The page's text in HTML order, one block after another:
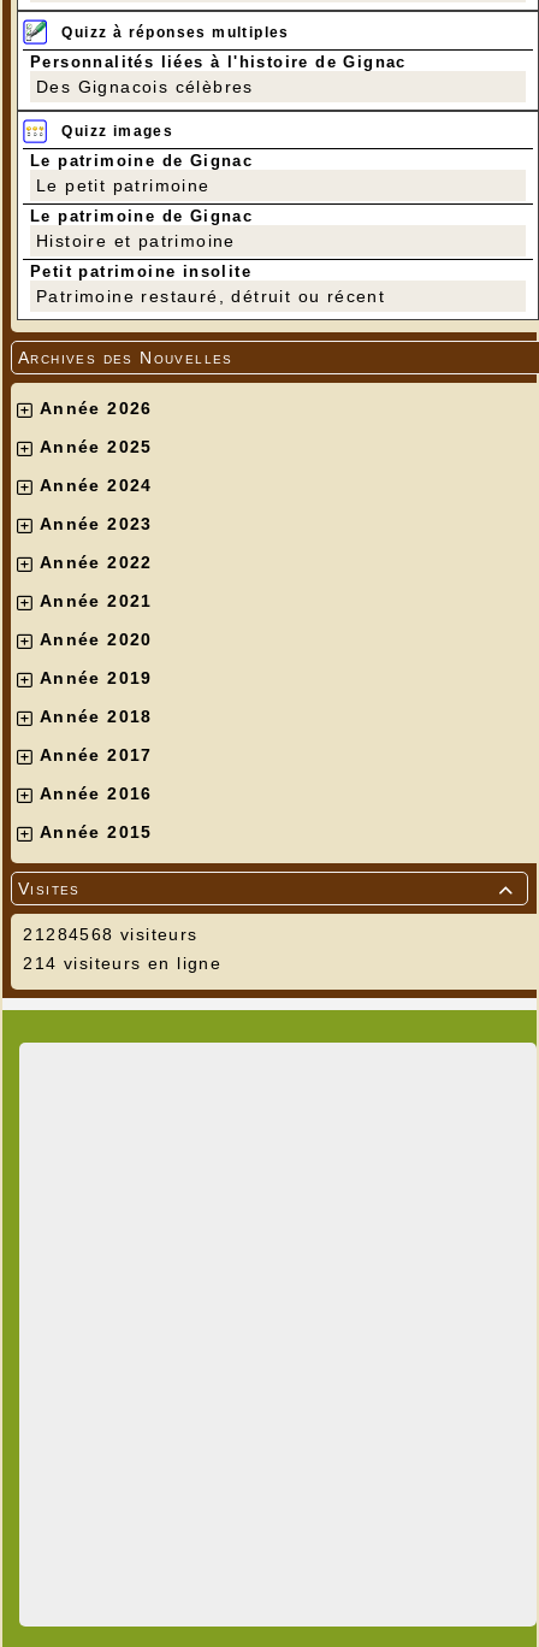
Quizz à réponses multiples
Personnalités liées à l'histoire de Gignac
Des Gignacois célèbres
Quizz images
Le patrimoine de Gignac
Le petit patrimoine
Le patrimoine de Gignac
Histoire et patrimoine
Petit patrimoine insolite
Patrimoine restauré, détruit ou récent
Archives des Nouvelles
Année 2026
Année 2025
Année 2024
Année 2023
Année 2022
Année 2021
Année 2020
Année 2019
Année 2018
Année 2017
Année 2016
Année 2015

Visites
21284568 visiteurs
214 visiteurs en ligne